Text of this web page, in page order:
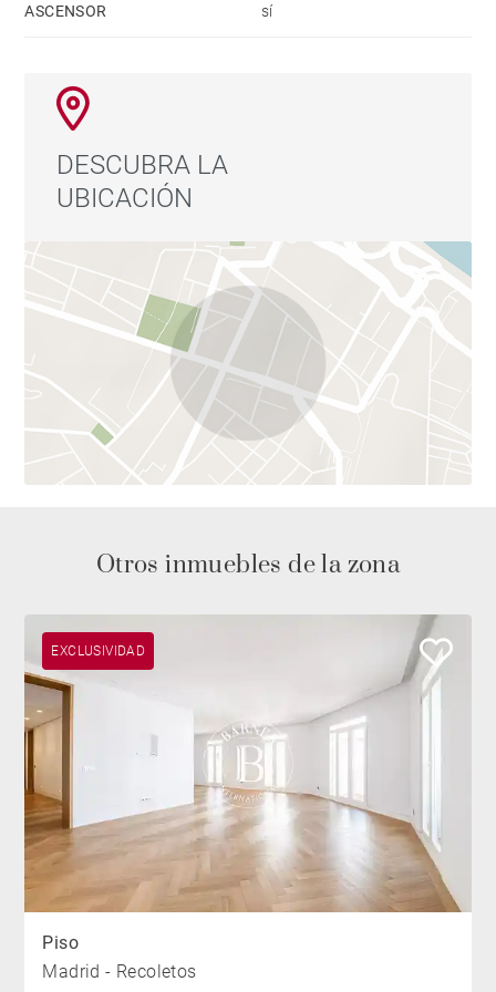
profesionales desplazados, expatriados o estancias
ubicación privilegiada y un entorno residencial
exclusivo.
ASCENSOR sí
DESCUBRA LA
UBICACIÓN
Otros inmuebles de la zona
EXCLUSIVIDAD
Piso
Madrid - Recoletos